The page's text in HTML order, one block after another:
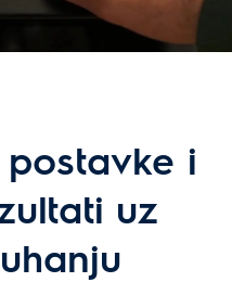
i
uz